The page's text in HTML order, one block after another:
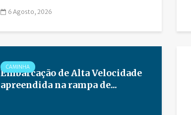
6 Agosto, 2026
CAMINHA
Embarcação de Alta Velocidade
apreendida na rampa de...